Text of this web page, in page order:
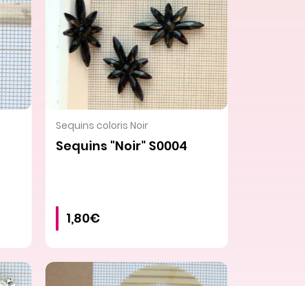
VOIR LE PRODUIT
Sequins coloris Noir
Sequins "Noir" S0004
1,80€